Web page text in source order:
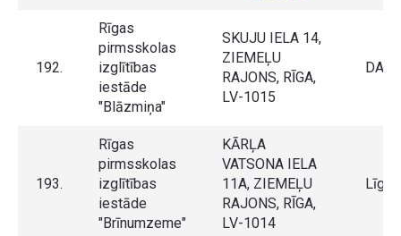
192.
Rīgas
pirmsskolas
izglītības
iestāde
"Blāzmiņa"
SKUJU IELA 14,
ZIEMEĻU
RAJONS, RĪGA,
LV-1015
193.
Rīgas
pirmsskolas
izglītības
iestāde
"Brīnumzeme"
KĀRĻA
VATSONA IELA
11A, ZIEMEĻU
RAJONS, RĪGA,
LV-1014
Līga